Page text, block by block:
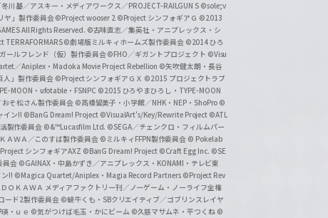
川基／アスキー・メディアワークス／PROJECT-RAILGUN S ©sole;v
ヤ」製作委員会©Project wooser 2 ©Project シンフォギアＧ ©2013
All Rights Reserved. ©古味直志／集英社・アニプレックス・シ
TERRAFORMARS©劇場版ミルキィホームズ製作委員会 ©2014 ひろ
ールフレンド（仮）製作委員会©FHO／ギガントプロジェクト ©Visu
／Aniplex・Madoka Movie Project Rebellion ©矢吹健太朗・長谷
人」製作委員会 ©Project シンフォギアＧＸ ©2015 プロジェクトラブ
MOON・ufotable・FSNPC ©2015 ひろやまひろし・TYPE-MOON
そ松さん製作委員会 ©高橋留美子・小学館／NHK・NEP・ShoPro ©
イン!! ©BanG Dream! Project ©VisualArt's/Key/Rewrite Project ©ATL
製作委員会 ©&™Lucasfilm Ltd. ©SEGA／チェンクロ・フィルムパー
ＡＷＡ／このすば製作委員会 ©ミルキィFFPN製作委員会 © Pokelab
シンフォギアAXZ ©BanG Dream! Project ©Craft Egg Inc. ©SE
員会 ©GAINAX・中島かずき／アニプレックス・KONAMI・テレビ東
!! ©Magica Quartet/Aniplex・Magia Record Partners ©Project Rev
ＯＫＡＷＡ メディアファクトリー刊／ノーゲーム・ノーライフ全権
ード2製作委員会 ©蝸牛くも・SBクリエイティブ／ゴブリンスレイヤ
・ｕｅ ©気がつけば毛玉・かにビーム ©久慈マサムネ・平つくね ©